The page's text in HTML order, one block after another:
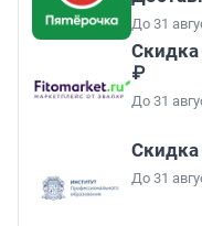
До 31
Скидка
₽
До 31
Скидка
До 31